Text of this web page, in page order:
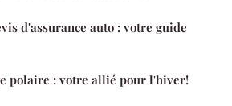
d'assurance auto : votre guide
polaire : votre allié pour l'hiver!